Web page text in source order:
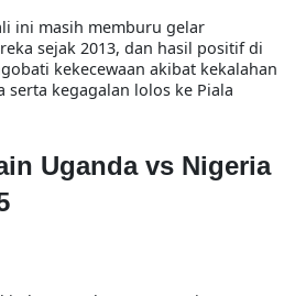
ini masih memburu gelar
sejak 2013, dan hasil positif di
kekecewaan akibat kekalahan
serta kegagalan lolos ke Piala
Uganda vs Nigeria